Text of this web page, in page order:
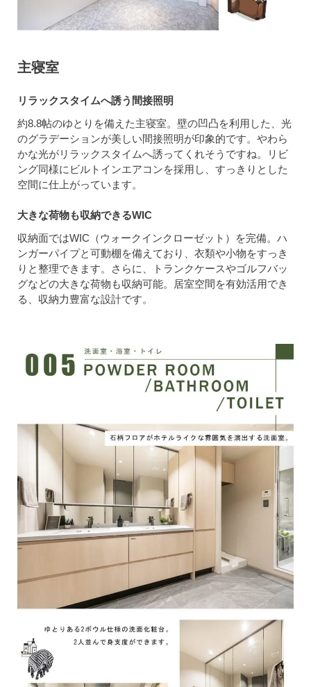
主寝室
リラックスタイムへ誘う間接照明
約8.8帖のゆとりを備えた主寝室。壁の凹凸を利用した、光
のグラデーションが美しい間接照明が印象的です。やわら
かな光がリラックスタイムへ誘ってくれそうですね。リビ
ング同様にビルトインエアコンを採用し、すっきりとした
空間に仕上がっています。
大きな荷物も収納できるWIC
収納面ではWIC（ウォークインクローゼット）を完備。ハ
ンガーパイプと可動棚を備えており、衣類や小物をすっき
りと整理できます。さらに、トランクケースやゴルフバッ
グなどの大きな荷物も収納可能。居室空間を有効活用でき
る、収納力豊富な設計です。